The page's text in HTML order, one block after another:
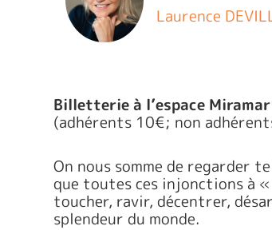
Laurence
Billetterie à l’espace
(adhérents 10€; non
On nous somme de regarder
que toutes ces injonctions à
toucher, ravir, décentrer,
splendeur du monde.